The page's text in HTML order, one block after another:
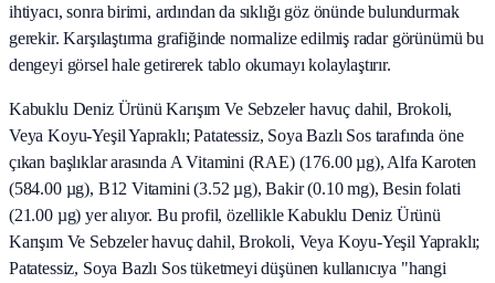
ihtiyacı, sonra birimi, ardından da sıklığı göz önünde bulundurmak
gerekir. Karşılaştırma grafiğinde normalize edilmiş radar görünümü bu
dengeyi görsel hale getirerek tablo okumayı kolaylaştırır.
Kabuklu Deniz Ürünü Karışım Ve Sebzeler havuç dahil, Brokoli,
Veya Koyu-Yeşil Yapraklı; Patatessiz, Soya Bazlı Sos tarafında öne
çıkan başlıklar arasında A Vitamini (RAE) (176.00 µg), Alfa Karoten
(584.00 µg), B12 Vitamini (3.52 µg), Bakir (0.10 mg), Besin folati
(21.00 µg) yer alıyor. Bu profil, özellikle Kabuklu Deniz Ürünü
Karışım Ve Sebzeler havuç dahil, Brokoli, Veya Koyu-Yeşil Yapraklı;
Patatessiz, Soya Bazlı Sos tüketmeyi düşünen kullanıcıya "hangi